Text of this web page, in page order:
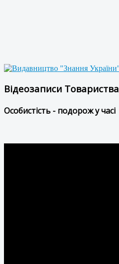
Відеозаписи Товариства
Особистість - подорож у часі